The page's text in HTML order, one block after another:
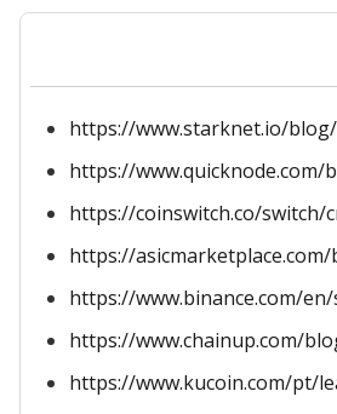
https://www.starknet.io/
https://
https://coinswitch.co/
https://
https://www.binance.com/
https://www.chainup.com/
https://www.kucoin.com/pt/